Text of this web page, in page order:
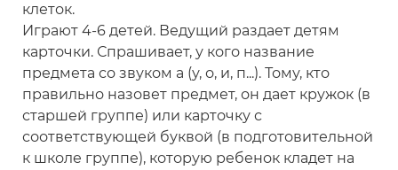
клеток.
Играют 4-6 детей. Ведущий раздает детям
карточки. Спрашивает, у кого название
предмета со звуком а (у, о, и, п...). Тому, кто
правильно назовет предмет, он дает кружок (в
старшей группе) или карточку с
соответствующей буквой (в подготовительной
к школе группе), которую ребенок кладет на